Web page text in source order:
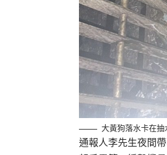
大黃狗落水卡在
通報人李先生夜間